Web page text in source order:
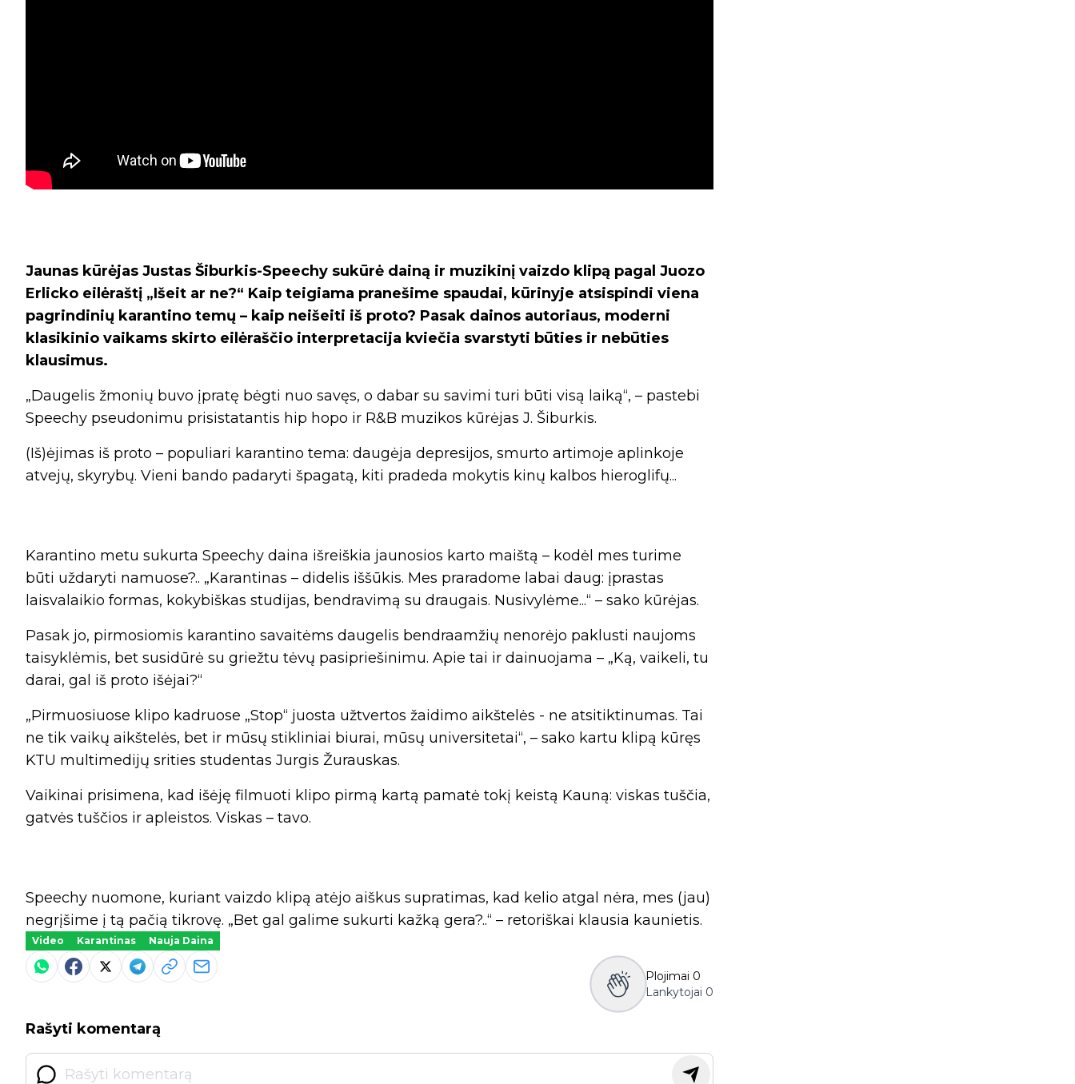
Jaunas kūrėjas Justas Šiburkis-Speechy sukūrė dainą ir muzikinį vaizdo klipą pagal Juozo
Erlicko eilėraštį „Išeit ar ne?“ Kaip teigiama pranešime spaudai, kūrinyje atsispindi viena
pagrindinių karantino temų – kaip neišeiti iš proto? Pasak dainos autoriaus, moderni
klasikinio vaikams skirto eilėraščio interpretacija kviečia svarstyti būties ir nebūties
klausimus.
„Daugelis žmonių buvo įpratę bėgti nuo savęs, o dabar su savimi turi būti visą laiką“, – pastebi
Speechy pseudonimu prisistatantis hip hopo ir R&B muzikos kūrėjas J. Šiburkis.
(Iš)ėjimas iš proto – populiari karantino tema: daugėja depresijos, smurto artimoje aplinkoje
atvejų, skyrybų. Vieni bando padaryti špagatą, kiti pradeda mokytis kinų kalbos hieroglifų...
Karantino metu sukurta Speechy daina išreiškia jaunosios karto maištą – kodėl mes turime
būti uždaryti namuose?.. „Karantinas – didelis iššūkis. Mes praradome labai daug: įprastas
laisvalaikio formas, kokybiškas studijas, bendravimą su draugais. Nusivylėme...“ – sako kūrėjas.
Pasak jo, pirmosiomis karantino savaitėms daugelis bendraamžių nenorėjo paklusti naujoms
taisyklėmis, bet susidūrė su griežtu tėvų pasipriešinimu. Apie tai ir dainuojama – „Ką, vaikeli, tu
darai, gal iš proto išėjai?“
„Pirmuosiuose klipo kadruose „Stop“ juosta užtvertos žaidimo aikštelės - ne atsitiktinumas. Tai
ne tik vaikų aikštelės, bet ir mūsų stikliniai biurai, mūsų universitetai“, – sako kartu klipą kūręs
KTU multimedijų srities studentas Jurgis Žurauskas.
Vaikinai prisimena, kad išėję filmuoti klipo pirmą kartą pamatė tokį keistą Kauną: viskas tuščia,
gatvės tuščios ir apleistos. Viskas – tavo.
Speechy nuomone, kuriant vaizdo klipą atėjo aiškus supratimas, kad kelio atgal nėra, mes (jau)
negrįšime į tą pačią tikrovę. „Bet gal galime sukurti kažką gera?..“ – retoriškai klausia kaunietis.
Video Karantinas Nauja Daina
Plojimai 0
Lankytojai 0
Rašyti komentarą